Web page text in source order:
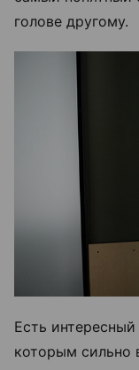
голове другому.
Есть
которым сильно